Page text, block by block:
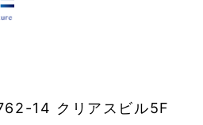
14 クリアスビル5F